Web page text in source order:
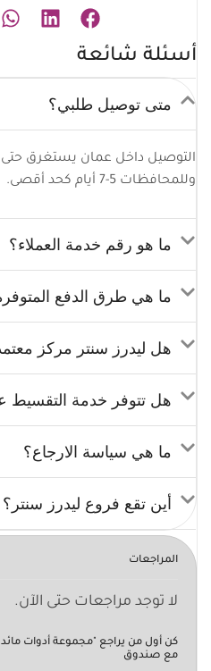
أسئلة شائعة
متى توصيل طلبي؟
وللمحافظات 5-7 أيام كحد أقصى.
ما هو رقم خدمة العملاء؟
ما هي طرق الدفع
هل ليدرز سنتر مركز
هل تتوفر خدمة التقسيط
ما هي سياسة الارجاع؟
أين تقع فروع ليدرز سنتر؟
المراجعات
لا توجد مراجعات حتى الآن.
مع صندوق